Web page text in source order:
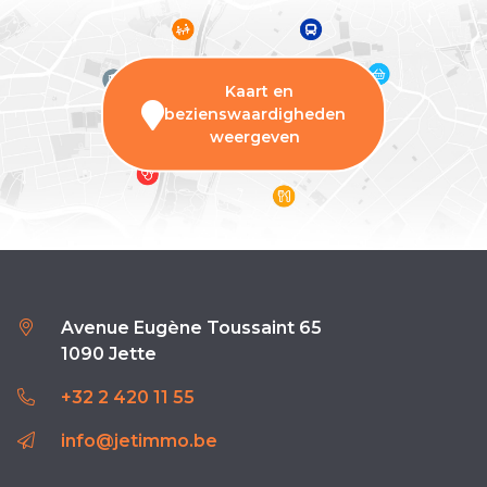
Kaart en
bezienswaardigheden
weergeven
Avenue Eugène Toussaint 65
1090 Jette
+32 2 420 11 55
info@jetimmo.be